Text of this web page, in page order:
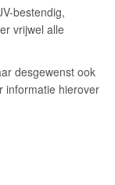
bestendig,
vrijwel alle
desgewenst ook
informatie hierover